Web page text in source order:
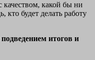
какой бы ни
кто будет делать работу
итогов и